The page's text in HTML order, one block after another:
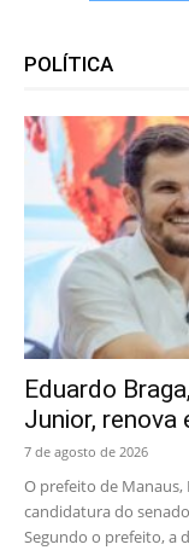
POLÍTICA
Eduardo
Junior, renova
7 de agosto de 2026
O prefeito de Manaus,
candidatura do
Segundo o prefeito, a